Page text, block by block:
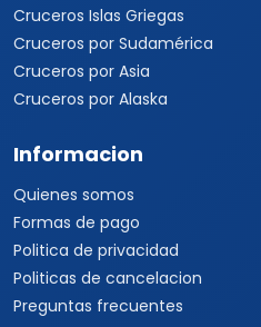
Cruceros Islas Griegas
Cruceros por Sudamérica
Cruceros por Asia
Cruceros por Alaska
Informacion
Quienes somos
Formas de pago
Politica de privacidad
Politicas de cancelacion
Preguntas frecuentes